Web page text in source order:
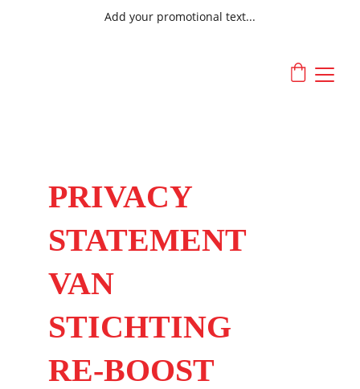
Add your promotional text...
PRIVACY
STATEMENT
VAN
STICHTING
RE-BOOST